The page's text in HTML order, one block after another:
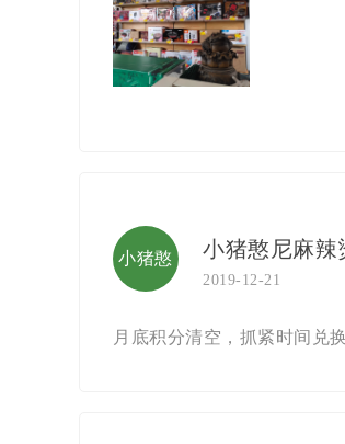
小猪憨
尼麻辣
小猪憨尼麻辣
2019-12-21
月底积分清空，抓紧时间兑